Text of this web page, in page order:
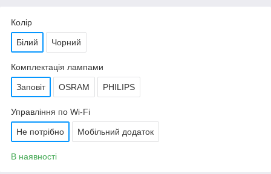
Колір
Білий Чорний
Комплектація лампами
Заповіт OSRAM PHILIPS
Управління по Wi-Fi
Не потрібно Мобільний додаток
В наявності